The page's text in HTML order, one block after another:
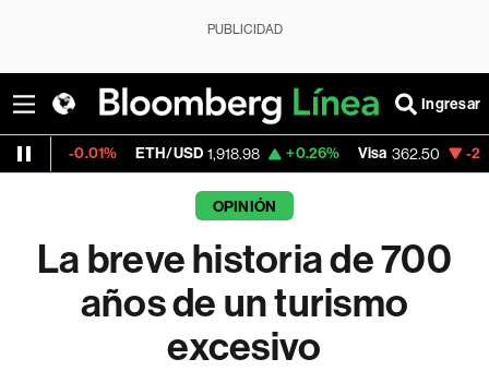
PUBLICIDAD
Ingresar
ETH/USD 1,918.98 +0.26% Visa 362.50 -2.15%
OPINIÓN
La breve historia de 700
años de un turismo
excesivo